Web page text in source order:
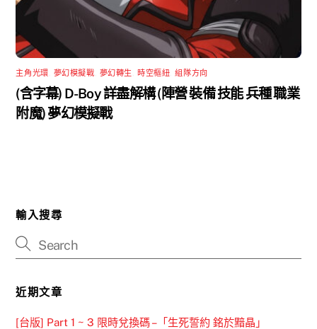
主角光環 夢幻模擬戰 夢幻轉生 ,時空樞紐 ,組隊方向
(含字幕) D-Boy 詳盡解構 (陣營 裝備 技能 兵種 職業
附魔) 夢幻模擬戰
輸入搜尋
近期文章
[台版] Part 1 ~ 3 限時兌換碼 –「生死誓約 銘於黯晶」